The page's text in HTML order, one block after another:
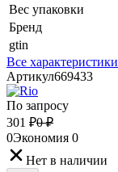
Вес упаковки
Бренд
gtin
Все характеристики
Артикул669433
По запросу
301 ₽0 ₽
0Экономия 0
Нет в наличии